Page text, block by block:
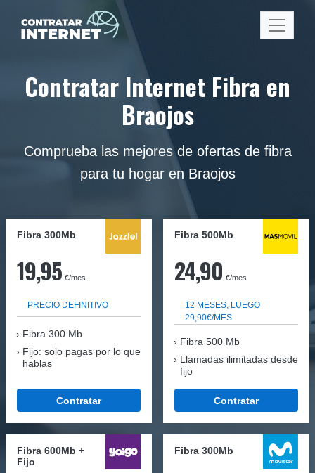
Contratar Internet Fibra en
Braojos
Comprueba las mejores de ofertas de fibra
para tu hogar en Braojos
Fibra 300Mb
19,95 €/mes
PRECIO DEFINITIVO
Fibra 300 Mb
Fijo: solo pagas por lo que
hablas
Contratar
Fibra 500Mb
24,90 €/mes
12 MESES, LUEGO
29,90€/MES
Fibra 500 Mb
Llamadas ilimitadas desde
fijo
Contratar
Fibra 600Mb +
Fijo
Fibra 300Mb